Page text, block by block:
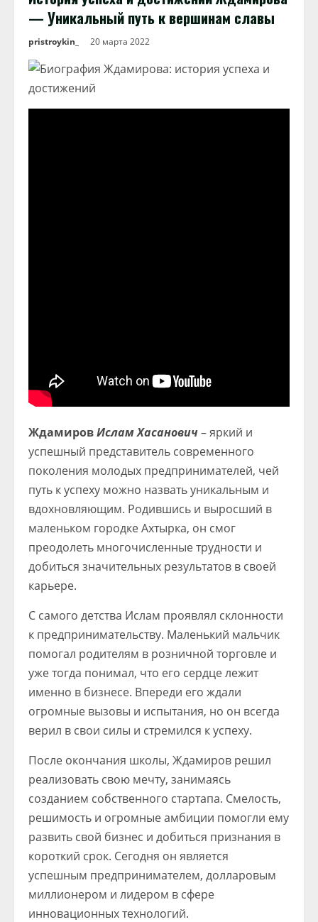
— Уникальный путь к вершинам славы
pristroykin_ 20 марта 2022
ЖдамировИслам Хасанович– яркий и
успешный представитель современного
поколения молодых предпринимателей, чей
путь к успеху можно назвать уникальным и
вдохновляющим. Родившись и выросший в
маленьком городке Ахтырка, он смог
преодолеть многочисленные трудности и
добиться значительных результатов в своей
карьере.
С самого детства Ислам проявлял склонности
к предпринимательству. Маленький мальчик
помогал родителям в розничной торговле и
уже тогда понимал, что его сердце лежит
именно в бизнесе. Впереди его ждали
огромные вызовы и испытания, но он всегда
верил в свои силы и стремился к успеху.
После окончания школы, Ждамиров решил
реализовать свою мечту, занимаясь
созданием собственного стартапа. Смелость,
решимость и огромные амбиции помогли ему
развить свой бизнес и добиться признания в
короткий срок. Сегодня он является
успешным предпринимателем, долларовым
миллионером и лидером в сфере
инновационных технологий.